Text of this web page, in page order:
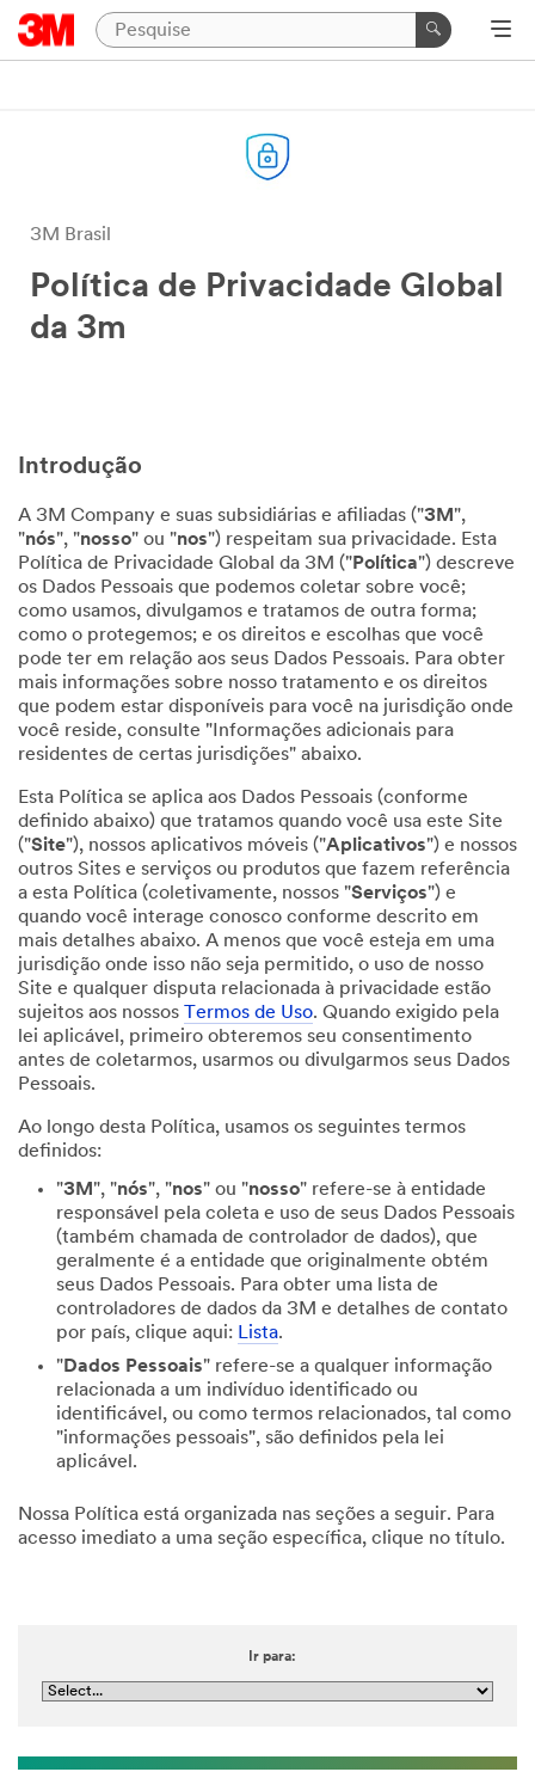
3M Brasil
Política de Privacidade Global
da 3m
Introdução
A 3M Company e suas subsidiárias e afiliadas ("3M ",
"nós", "nosso" ou "nos") respeitam sua privacidade. Esta
Política de Privacidade Global da 3M ("Política") descreve
os Dados Pessoais que podemos coletar sobre você;
como usamos, divulgamos e tratamos de outra forma;
como o protegemos; e os direitos e escolhas que você
pode ter em relação aos seus Dados Pessoais. Para obter
mais informações sobre nosso tratamento e os direitos
que podem estar disponíveis para você na jurisdição onde
você reside, consulte "Informações adicionais para
residentes de certas jurisdições" abaixo.
Esta Política se aplica aos Dados Pessoais (conforme
definido abaixo) que tratamos quando você usa este Site
("Site"), nossos aplicativos móveis ("Aplicativos") e nossos
outros Sites e serviços ou produtos que fazem referência
a esta Política (coletivamente, nossos "Serviços") e
quando você interage conosco conforme descrito em
mais detalhes abaixo. A menos que você esteja em uma
jurisdição onde isso não seja permitido, o uso de nosso
Site e qualquer disputa relacionada à privacidade estão
sujeitos aos nossos
Termos de Uso. Quando exigido pela
lei aplicável, primeiro obteremos seu consentimento
antes de coletarmos, usarmos ou divulgarmos seus Dados
Pessoais.
Ao longo desta Política, usamos os seguintes termos
definidos:
"3M ", "nós", "nos" ou "nosso" refere-se à entidade
responsável pela coleta e uso de seus Dados Pessoais
(também chamada de controlador de dados), que
geralmente é a entidade que originalmente obtém
seus Dados Pessoais. Para obter uma lista de
controladores de dados da 3M e detalhes de contato
por país, clique aqui: Lista.
"Dados Pessoais" refere-se a qualquer informação
relacionada a um indivíduo identificado ou
identificável, ou como termos relacionados, tal como
"informações pessoais", são definidos pela lei
aplicável.
Nossa Política está organizada nas seções a seguir. Para
acesso imediato a uma seção específica, clique no título.
Ir para: